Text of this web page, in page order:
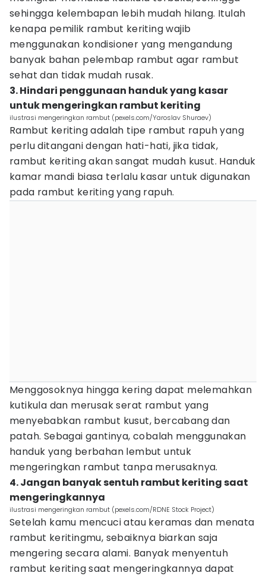
sehingga kelembapan lebih mudah hilang. Itulah
kenapa pemilik rambut keriting wajib
menggunakan kondisioner yang mengandung
banyak bahan pelembap rambut agar rambut
sehat dan tidak mudah rusak.
3. Hindari penggunaan handuk yang kasar
untuk mengeringkan rambut keriting
ilustrasi mengeringkan rambut (pexels.com/Yaroslav Shuraev)
Rambut keriting adalah tipe rambut rapuh yang
perlu ditangani dengan hati-hati, jika tidak,
rambut keriting akan sangat mudah kusut. Handuk
kamar mandi biasa terlalu kasar untuk digunakan
pada rambut keriting yang rapuh.
Menggosoknya hingga kering dapat melemahkan
kutikula dan merusak serat rambut yang
menyebabkan rambut kusut, bercabang dan
patah. Sebagai gantinya, cobalah menggunakan
handuk yang berbahan lembut untuk
mengeringkan rambut tanpa merusaknya.
4. Jangan banyak sentuh rambut keriting saat
mengeringkannya
ilustrasi mengeringkan rambut (pexels.com/RDNE Stock Project)
Setelah kamu mencuci atau keramas dan menata
rambut keritingmu, sebaiknya biarkan saja
mengering secara alami. Banyak menyentuh
rambut keriting saat mengeringkannya dapat